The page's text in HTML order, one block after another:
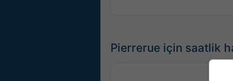
Pierrerue için saatlik